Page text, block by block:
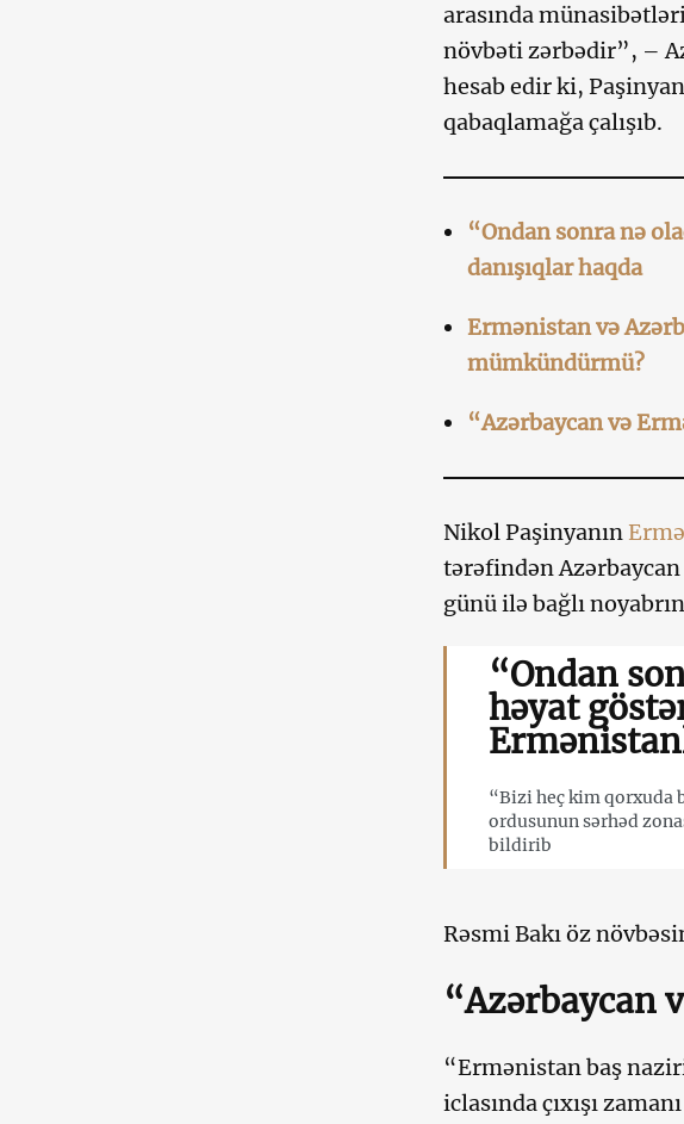
arasında
növbəti zərbədir”, –
hesab edir ki,
qabaqlamağa çalışıb.
“Ondan sonra nə
danışıqlar haqda
Ermənistan və
mümkündürmü?
“Azərbaycan və
Nikol Paşinyanın
tərəfindən
günü ilə bağlı
“Ondan
həyat
“Bizi heç kim
ordusunun sərhəd
bildirib
Rəsmi Bakı öz
“Azərbaycan
“Ermənistan baş
iclasında çıxışı